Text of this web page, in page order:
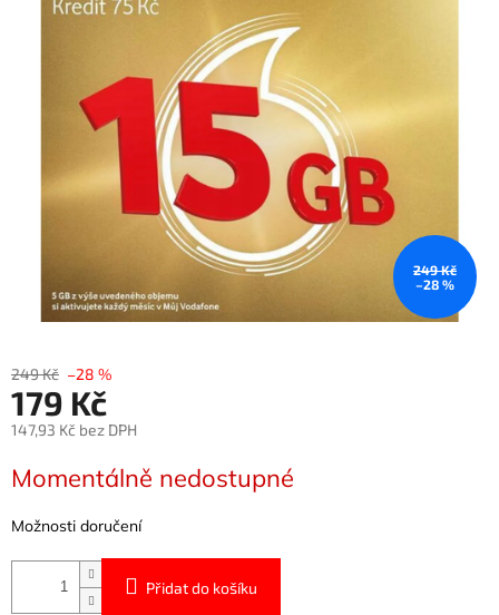
249 Kč
–28 %
249 Kč –28 %
179 Kč
147,93 Kč bez DPH
cena:
Momentálně nedostupné
Možnosti doručení
Přidat do košíku